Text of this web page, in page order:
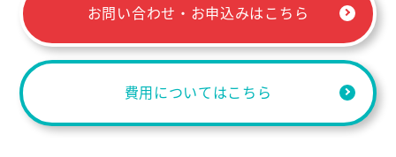
お問い合わせ・お申込みはこちら
費用についてはこちら